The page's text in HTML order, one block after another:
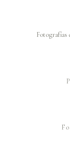
Fotografías